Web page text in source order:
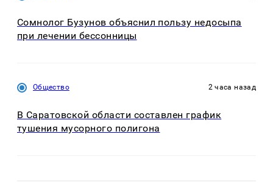
Сомнолог Бузунов объяснил пользу недосыпа
при лечении бессонницы
Общество 2 часа назад
В Саратовской области составлен график
тушения мусорного полигона